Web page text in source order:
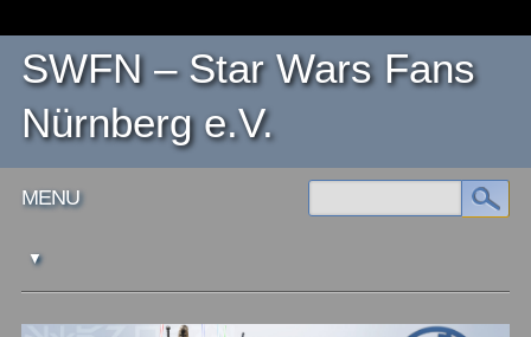
SWFN – Star Wars Fans
Nürnberg e.V.
Main menu
MENU